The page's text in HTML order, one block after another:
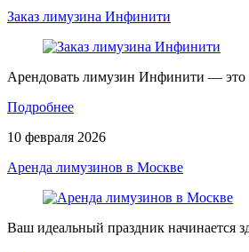
Заказ лимузина Инфинити
Арендовать лимузин Инфинити — это
Подробнее
10 февраля 2026
Аренда лимузинов в Москве
Ваш идеальный праздник